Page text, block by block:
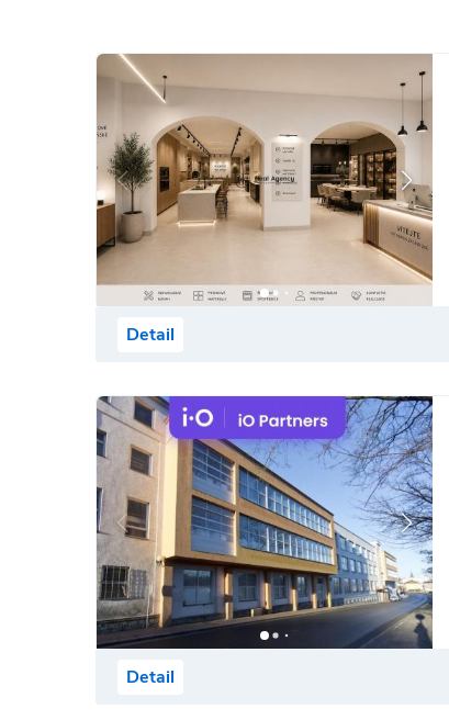
Detail
Detail